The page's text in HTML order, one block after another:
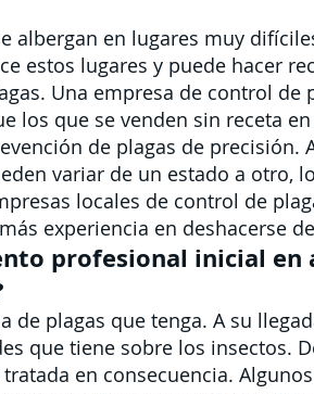
albergan en lugares muy
estos lugares y puede hacer
Una empresa de control de
los que se venden sin receta
de plagas de precisión.
variar de un estado a otro,
locales de control de
experiencia en deshacerse
profesional inicial en
plagas que tenga. A su
que tiene sobre los insectos.
en consecuencia.